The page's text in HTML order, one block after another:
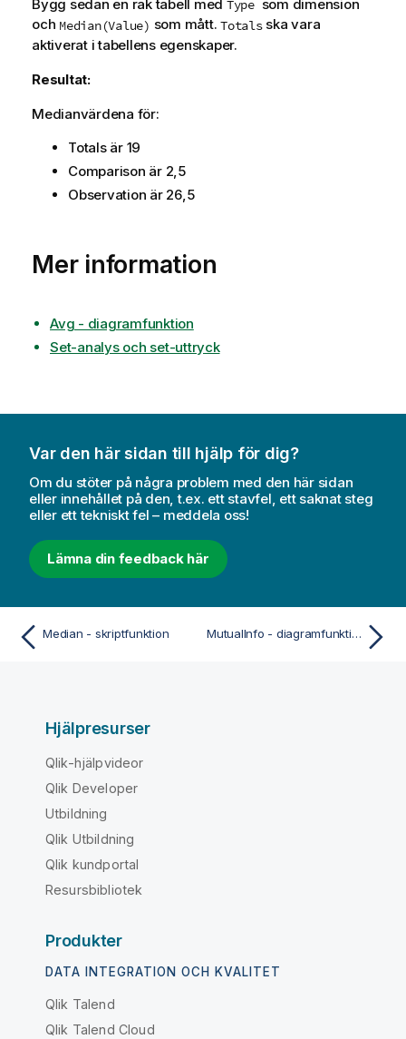
Bygg sedan en rak tabell med Type som dimension
och Median(Value) som mått. Totalsska vara
aktiverat i tabellens egenskaper.
Resultat:
Medianvärdena för:
Totals är 19
Comparison är 2,5
Observation är 26,5
Mer information
Avg - diagramfunktion
Set-analys och set-uttryck
Var den här sidan till hjälp för dig?
Om du stöter på några problem med den här sidan
eller innehållet på den, t.ex. ett stavfel, ett saknat steg
eller ett tekniskt fel – meddela oss!
Lämna din feedback här
Median - skriptfunktion MutualInfo - diagramfunktion
Hjälpresurser
Qlik-hjälpvideor
Qlik Developer
Utbildning
Qlik Utbildning
Qlik kundportal
Resursbibliotek
Produkter
DATA INTEGRATION OCH KVALITET
Qlik Talend
Qlik Talend Cloud